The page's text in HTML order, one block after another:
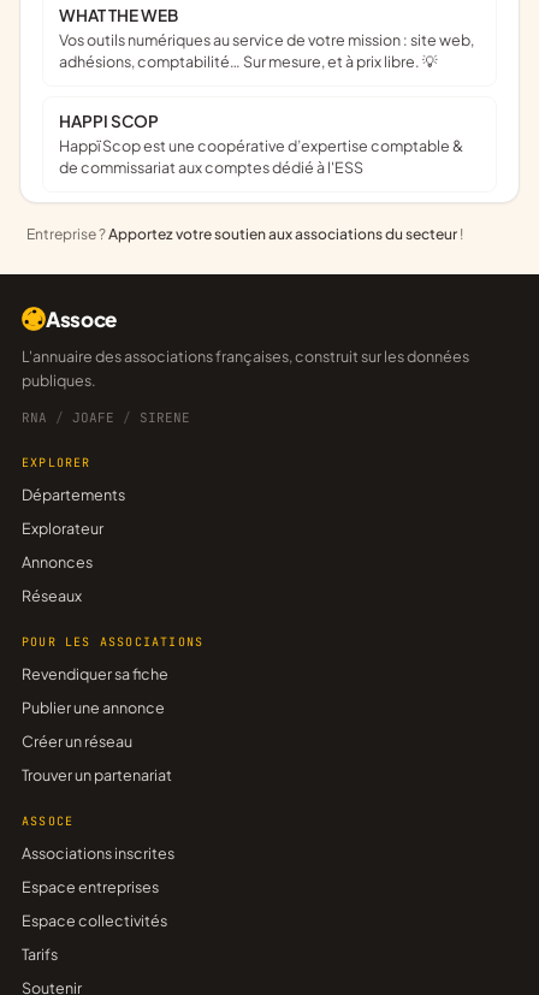
WHAT THE WEB
Vos outils numériques au service de votre mission : site web,
adhésions, comptabilité… Sur mesure, et à prix libre. 💡
HAPPI SCOP
Happï Scop est une coopérative d’expertise comptable &
de commissariat aux comptes dédié à l'ESS
Entreprise ?Apportez votre soutien aux associations du secteur !
Assoce
L'annuaire des associations françaises, construit sur les données
publiques.
RNA / JOAFE / SIRENE
EXPLORER
Départements
Explorateur
Annonces
Réseaux
POUR LES ASSOCIATIONS
Revendiquer sa fiche
Publier une annonce
Créer un réseau
Trouver un partenariat
ASSOCE
Associations inscrites
Espace entreprises
Espace collectivités
Tarifs
Soutenir